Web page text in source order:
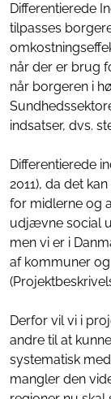
Differentierede
tilpasses
når der er brug
når borgeren i
indsatser, dvs.
Differentierede
2011), da det
for midlerne og
udjævne social
men vi er i
af kommuner
Derfor vil vi i
andre til at
systematisk
mangler den